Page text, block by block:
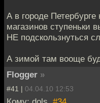
А в городе
магазинов ступеньки
НЕ подскользнуться
А зимой там вооще
Flogger »
#41 | 04.04.10 12:53